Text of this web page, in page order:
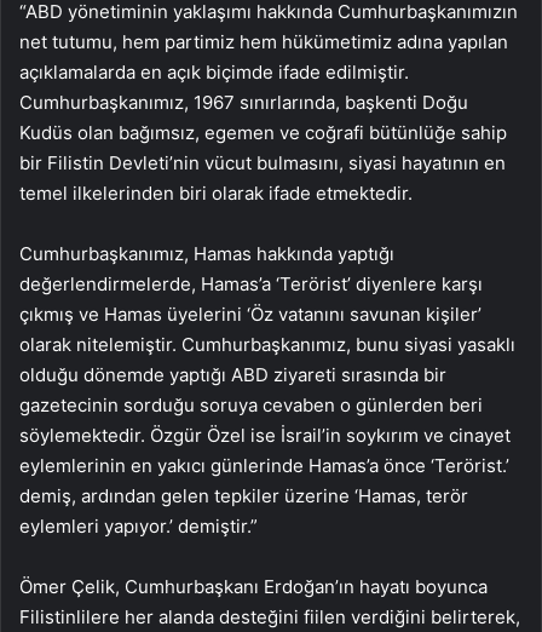
“ABD yönetiminin yaklaşımı hakkında Cumhurbaşkanımızın
net tutumu, hem partimiz hem hükümetimiz adına yapılan
açıklamalarda en açık biçimde ifade edilmiştir.
Cumhurbaşkanımız, 1967 sınırlarında, başkenti Doğu
Kudüs olan bağımsız, egemen ve coğrafi bütünlüğe sahip
bir Filistin Devleti’nin vücut bulmasını, siyasi hayatının en
temel ilkelerinden biri olarak ifade etmektedir.
Cumhurbaşkanımız, Hamas hakkında yaptığı
değerlendirmelerde, Hamas’a ‘Terörist’ diyenlere karşı
çıkmış ve Hamas üyelerini ‘Öz vatanını savunan kişiler’
olarak nitelemiştir. Cumhurbaşkanımız, bunu siyasi yasaklı
olduğu dönemde yaptığı ABD ziyareti sırasında bir
gazetecinin sorduğu soruya cevaben o günlerden beri
söylemektedir. Özgür Özel ise İsrail’in soykırım ve cinayet
eylemlerinin en yakıcı günlerinde Hamas’a önce ‘Terörist.’
demiş, ardından gelen tepkiler üzerine ‘Hamas, terör
eylemleri yapıyor.’ demiştir.”
Ömer Çelik, Cumhurbaşkanı Erdoğan’ın hayatı boyunca
Filistinlilere her alanda desteğini fiilen verdiğini belirterek,